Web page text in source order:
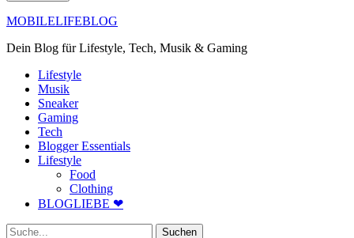
MOBILELIFEBLOG
Dein Blog für Lifestyle, Tech, Musik & Gaming
Lifestyle
Musik
Sneaker
Gaming
Tech
Blogger Essentials
Lifestyle
Food
Clothing
BLOGLIEBE ❤
Suche